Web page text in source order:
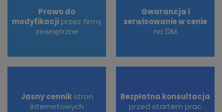
Prawo do
modyfikacjiprzez firmy
zewnętrzne
Gwarancja i
serwisowanie w cenie
na 12M
Jasny cennikstron
internetowych
Bezpłatna konsultacja
przed startem prac